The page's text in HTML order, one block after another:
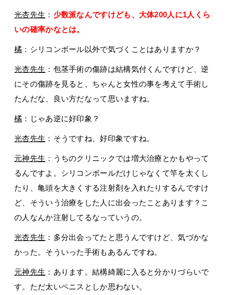
光杏先生 ： 少数派なんですけども、大体200人に1人くら
いの確率かなとは。
橘 ：シリコンボール以外で気づくことはありますか？
光杏先生 ：包茎手術の傷跡は結構気付くんですけど、逆
にその傷跡を見ると、ちゃんと女性の事を考えて手術し
たんだな、良い方だなって思いますね。
橘 ：じゃあ逆に好印象？
光杏先生 ：そうですね、好印象ですね。
元神先生 ：うちのクリニックでは増大治療とかもやって
るんですよ。シリコンボールだけじゃなくて竿を太くし
たり、亀頭を大きくする注射剤を入れたりするんですけ
ど、そういう治療をした人に出会ったことあります？こ
の人なんか注射してるなっていうの。
光杏先生 ：多分出会ってたと思うんですけど、気づかな
かった。そういった手術もあるんですね。
元神先生 ：あります。結構綺麗に入ると分かりづらいで
す。ただ太いペニスとしか思わない。